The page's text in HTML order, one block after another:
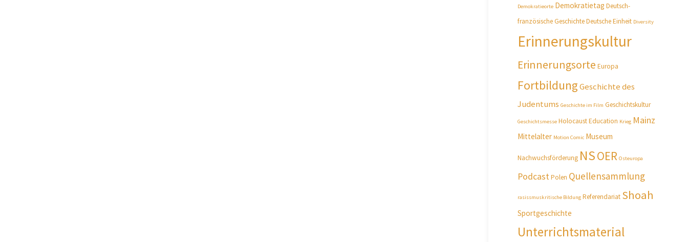
Demokratieorte Demokratietag Deutsch-
französische GeschichteDeutsche Einheit Diversity
Erinnerungskultur
Erinnerungsorte Europa
Fortbildung Geschichte des
Judentums Geschichte im Film Geschichtskultur
Geschichtsmesse Holocaust Education Krieg Mainz
Mittelalter Motion Comic Museum
Nachwuchsförderung NSOER Osteuropa
PodcastPolen Quellensammlung
rasissmuskritische Bildung Referendariat Shoah
Sportgeschichte
Unterrichtsmaterial